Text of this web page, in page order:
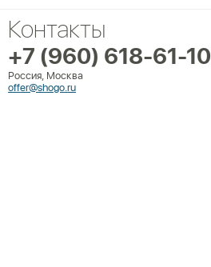
Контакты
+7 (960) 618-61-10
Россия, Москва
offer@shogo.ru